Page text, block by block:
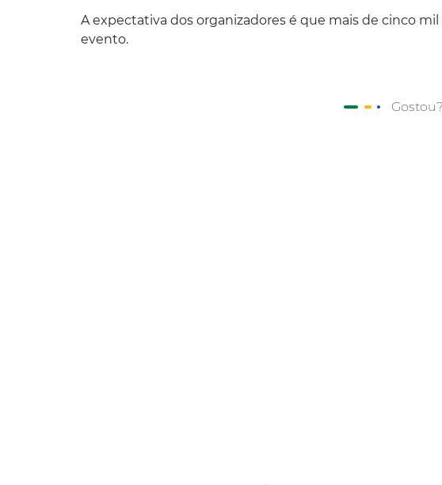
A expectativa dos organizadores é que mais de cinco
evento.
Gostou?